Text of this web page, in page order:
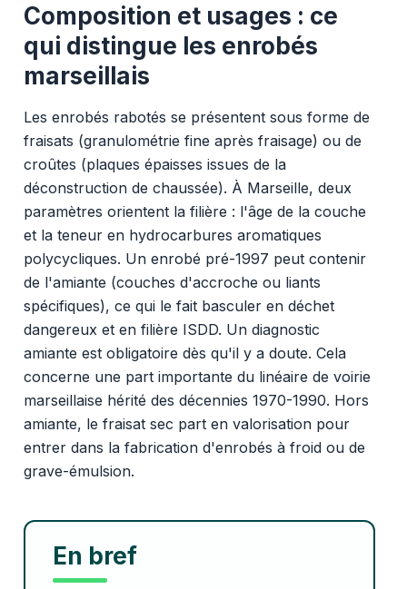
Composition et usages : ce
qui distingue les enrobés
marseillais
Les enrobés rabotés se présentent sous forme de
fraisats (granulométrie fine après fraisage) ou de
croûtes (plaques épaisses issues de la
déconstruction de chaussée). À Marseille, deux
paramètres orientent la filière : l'âge de la couche
et la teneur en hydrocarbures aromatiques
polycycliques. Un enrobé pré-1997 peut contenir
de l'amiante (couches d'accroche ou liants
spécifiques), ce qui le fait basculer en déchet
dangereux et en filière ISDD. Un diagnostic
amiante est obligatoire dès qu'il y a doute. Cela
concerne une part importante du linéaire de voirie
marseillaise hérité des décennies 1970-1990. Hors
amiante, le fraisat sec part en valorisation pour
entrer dans la fabrication d'enrobés à froid ou de
grave-émulsion.
En bref